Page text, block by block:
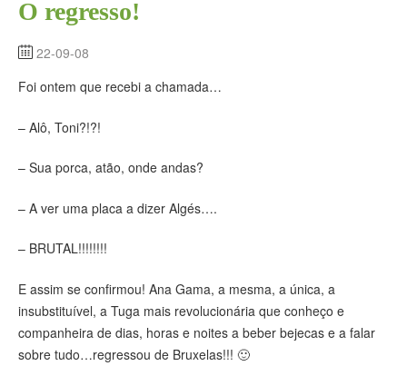
O regresso!
22-09-08
Foi ontem que recebi a chamada…
– Alô, Toni?!?!
– Sua porca, atão, onde andas?
– A ver uma placa a dizer Algés….
– BRUTAL!!!!!!!!
E assim se confirmou! Ana Gama, a mesma, a única, a
insubstituível, a Tuga mais revolucionária que conheço e
companheira de dias, horas e noites a beber bejecas e a falar
sobre tudo…regressou de Bruxelas!!! 🙂